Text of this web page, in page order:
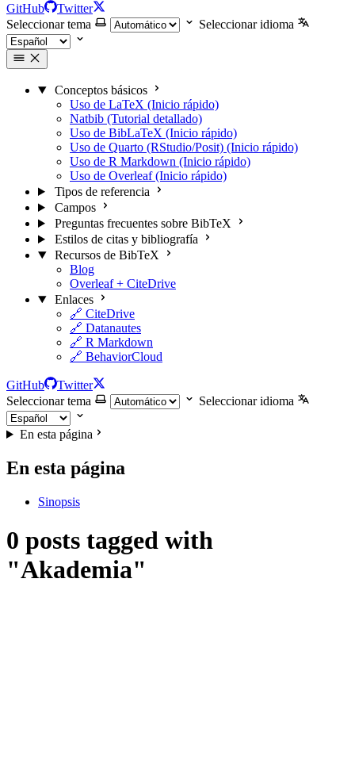
GitHub
Twitter
Seleccionar tema
Seleccionar idioma
Conceptos básicos
Uso de LaTeX (Inicio rápido)
Natbib (Tutorial detallado)
Uso de BibLaTeX (Inicio rápido)
Uso de Quarto (RStudio/Posit) (Inicio rápido)
Uso de R Markdown (Inicio rápido)
Uso de Overleaf (Inicio rápido)
Tipos de referencia
Campos
Preguntas frecuentes sobre BibTeX
Estilos de citas y bibliografía
Recursos de BibTeX
Blog
Overleaf + CiteDrive
Enlaces
🔗 CiteDrive
🔗 Datanautes
🔗 R Markdown
🔗 BehaviorCloud
GitHub
Twitter
Seleccionar tema
Seleccionar idioma
En esta página
En esta página
Sinopsis
0 posts tagged with
"Akademia"